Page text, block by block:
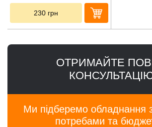
230 грн
ОТРИМАЙТЕ
Ми підберемо обладнання
потребами та